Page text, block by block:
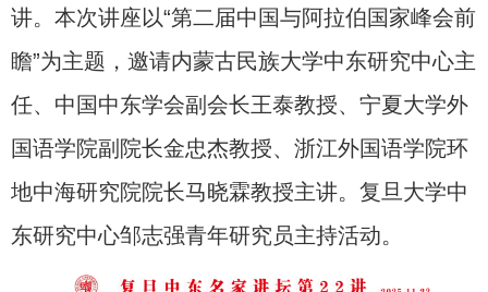
讲。本次讲座以“第二届中国与阿拉伯国家峰会前
瞻”为主题，邀请内蒙古民族大学中东研究中心主
任、中国中东学会副会长王泰教授、宁夏大学外
国语学院副院长金忠杰教授、浙江外国语学院环
地中海研究院院长马晓霖教授主讲。复旦大学中
东研究中心邹志强青年研究员主持活动。